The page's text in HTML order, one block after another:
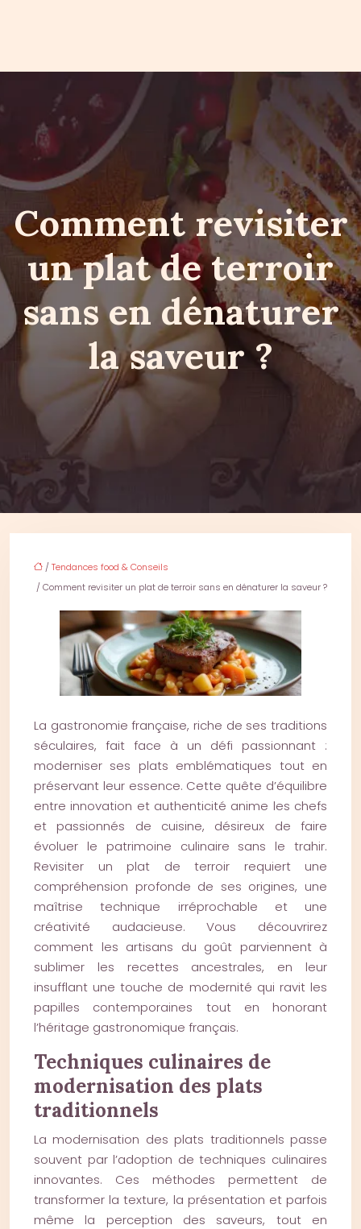
Comment revisiter
un plat de terroir
sans en dénaturer
la saveur ?
/Tendances food & Conseils
/ Comment revisiter un plat de terroir sans en dénaturer la saveur ?
La gastronomie française, riche de ses traditions
séculaires, fait face à un défi passionnant :
moderniser ses plats emblématiques tout en
préservant leur essence. Cette quête d’équilibre
entre innovation et authenticité anime les chefs
et passionnés de cuisine, désireux de faire
évoluer le patrimoine culinaire sans le trahir.
Revisiter un plat de terroir requiert une
compréhension profonde de ses origines, une
maîtrise technique irréprochable et une
créativité audacieuse. Vous découvrirez
comment les artisans du goût parviennent à
sublimer les recettes ancestrales, en leur
insufflant une touche de modernité qui ravit les
papilles contemporaines tout en honorant
l’héritage gastronomique français.
Techniques culinaires de
modernisation des plats
traditionnels
La modernisation des plats traditionnels passe
souvent par l’adoption de techniques culinaires
innovantes. Ces méthodes permettent de
transformer la texture, la présentation et parfois
même la perception des saveurs, tout en